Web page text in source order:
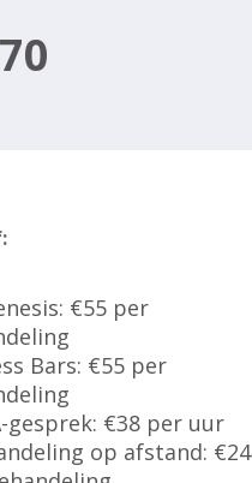
€55 per
Bars: €55 per
gesprek: €38 per uur
op afstand: €24